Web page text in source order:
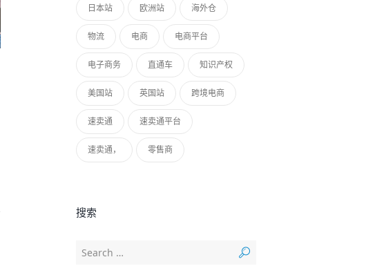
日本站 欧洲站 海外仓
物流 电商 电商平台
电子商务 直通车 知识产权
美国站 英国站 跨境电商
速卖通 速卖通平台
速卖通， 零售商
搜索